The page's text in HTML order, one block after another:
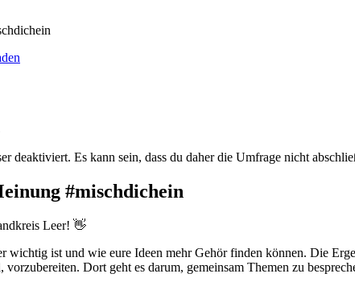
deaktiviert. Es kann sein, dass du daher die Umfrage nicht
#mischdichein
Leer! 👋
wichtig ist und wie eure Ideen mehr Gehör finden können. Die
Dort geht es darum, gemeinsam Themen zu